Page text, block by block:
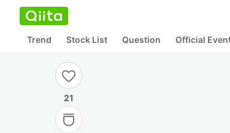
Trend Stock List Question Official
21